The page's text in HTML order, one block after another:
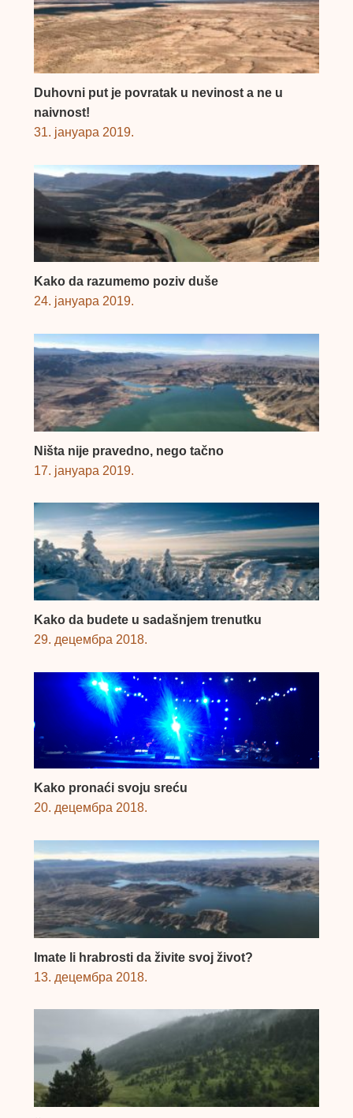
Duhovni put je povratak u nevinost a ne u
naivnost!
31. јануара 2019.
Kako da razumemo poziv duše
24. јануара 2019.
Ništa nije pravedno, nego tačno
17. јануара 2019.
Kako da budete u sadašnjem trenutku
29. децембра 2018.
Kako pronaći svoju sreću
20. децембра 2018.
Imate li hrabrosti da živite svoj život?
13. децембра 2018.